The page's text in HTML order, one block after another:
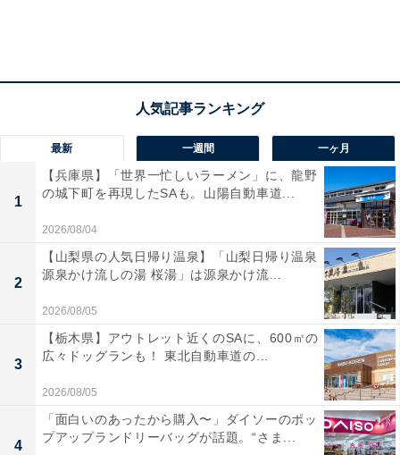
最新 一週間 一ヶ月
1
【兵庫県】「世界一忙しいラーメン」に、龍野
の城下町を再現したSAも。山陽自動車道...
2026/08/04
2
【山梨県の人気日帰り温泉】「山梨日帰り温泉
源泉かけ流しの湯 桜湯」は源泉かけ流...
2026/08/05
3
【栃木県】アウトレット近くのSAに、600㎡の
広々ドッグランも！ 東北自動車道の...
2026/08/05
4
「面白いのあったから購入〜」ダイソーのポッ
プアップランドリーバッグが話題。“さま...